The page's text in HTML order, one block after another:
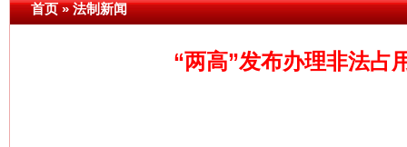
首页»法制新闻
“两高”发布办理非法占